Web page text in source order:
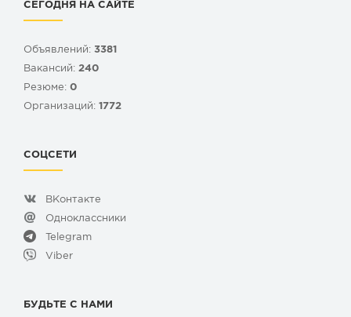
СЕГОДНЯ НА САЙТЕ
Объявлений: 3381
Вакансий: 240
Резюме: 0
Организаций: 1772
СОЦСЕТИ
ВКонтакте
Одноклассники
Telegram
Viber
БУДЬТЕ С НАМИ